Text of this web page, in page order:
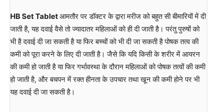
HB SetTabletआमतौर पर डॉक्टर के द्वारा मरीज को बहुत सी बीमारियों में दी
जाती है, यह दवाई वैसे तो ज्यादातर महिलाओं को ही दी जाती है। परंतु पुरुषों को
भी है दवाई दी जा सकती है या फिर बच्चों को भी दी जा सकती है पोषक तत्व की
कमी को पूरा करने के लिए दी जाती है। जैसे कि यदि किसी के शरीर में आयरन
की कमी हो जाती है या फिर गर्भावस्था के दौरान महिलाओं को पोषक तत्वों की कमी
हो जाती है, और बचपन में रक्त हीनता के उपचार तथा खून की कमी होने पर भी
यह दवाई दी जा सकती है।